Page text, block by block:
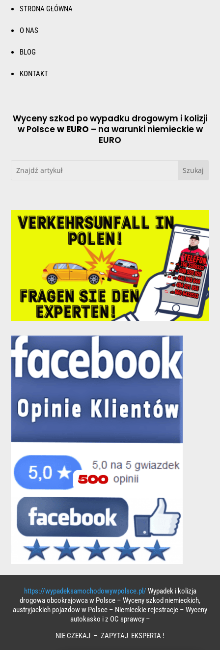
STRONA GŁÓWNA
O NAS
BLOG
KONTAKT
Wyceny szkod po wypadku drogowym i kolizji
w Polscew EURO – na warunki niemieckie w
EURO
https://wypadeksamochodowywpolsce.pl/ Wypadek i kolizja
drogowa obcokrajowca w Polsce – Wyceny szkod niemieckich,
austryjackich pojazdow w Polsce – Niemieckie rejestracje – Wyceny
autokasko i z OC sprawcy –
NIE CZEKAJ – ZAPYTAJ EKSPERTA !